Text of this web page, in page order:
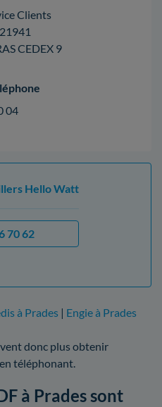
Clients
CEDEX 9
04
Hello Watt
70 62
à Prades | Engie à Prades
donc plus obtenir
téléphonant.
à Prades sont